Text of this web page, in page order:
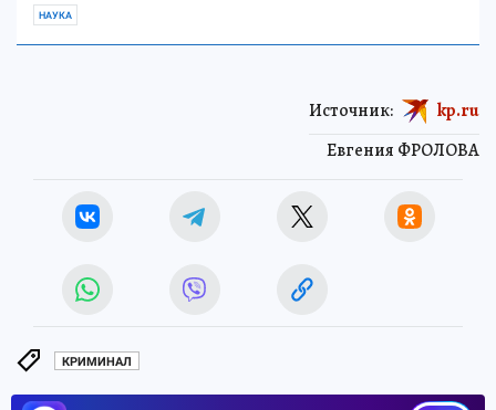
НАУКА
Евгения ФРОЛОВА
Источник: kp.ru
КРИМИНАЛ